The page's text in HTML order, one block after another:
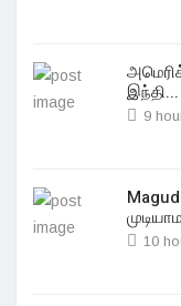
இந்தி...
9
10